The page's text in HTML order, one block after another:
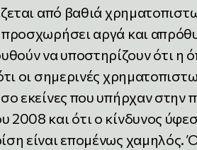
από βαθιά
αργά και
να υποστηρίζουν ότι η
οι σημερινές
εκείνες που υπήρχαν στην
2008 και ότι ο κίνδυνος
είναι επομένως χαμηλός.